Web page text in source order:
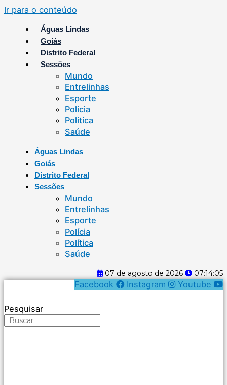
Ir para o conteúdo
Águas Lindas
Goiás
Distrito Federal
Sessões
Mundo
Entrelinhas
Esporte
Polícia
Política
Saúde
Águas Lindas
Goiás
Distrito Federal
Sessões
Mundo
Entrelinhas
Esporte
Polícia
Política
Saúde
07 de agosto de 2026 07:14:05
Facebook Instagram Youtube
Pesquisar